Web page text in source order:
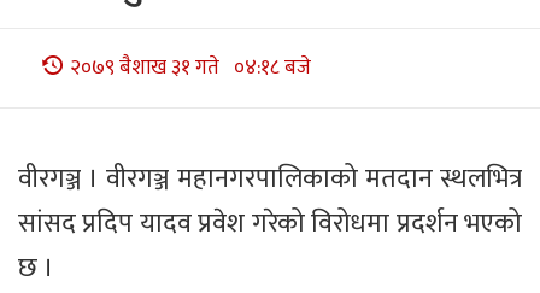
२०७९ बैशाख ३१ गते ०४:१८ बजे
वीरगञ्ज । वीरगञ्ज महानगरपालिकाको मतदान स्थलभित्र
सांसद प्रदिप यादव प्रवेश गरेको विरोधमा प्रदर्शन भएको
छ ।